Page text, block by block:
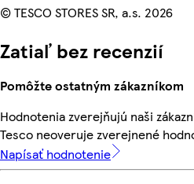
© TESCO STORES SR, a.s. 2026
Zatiaľ bez recenzií
Pomôžte ostatným zákazníkom
Hodnotenia zverejňujú naši
Tesco neoveruje zverejnené
Napísať hodnotenie